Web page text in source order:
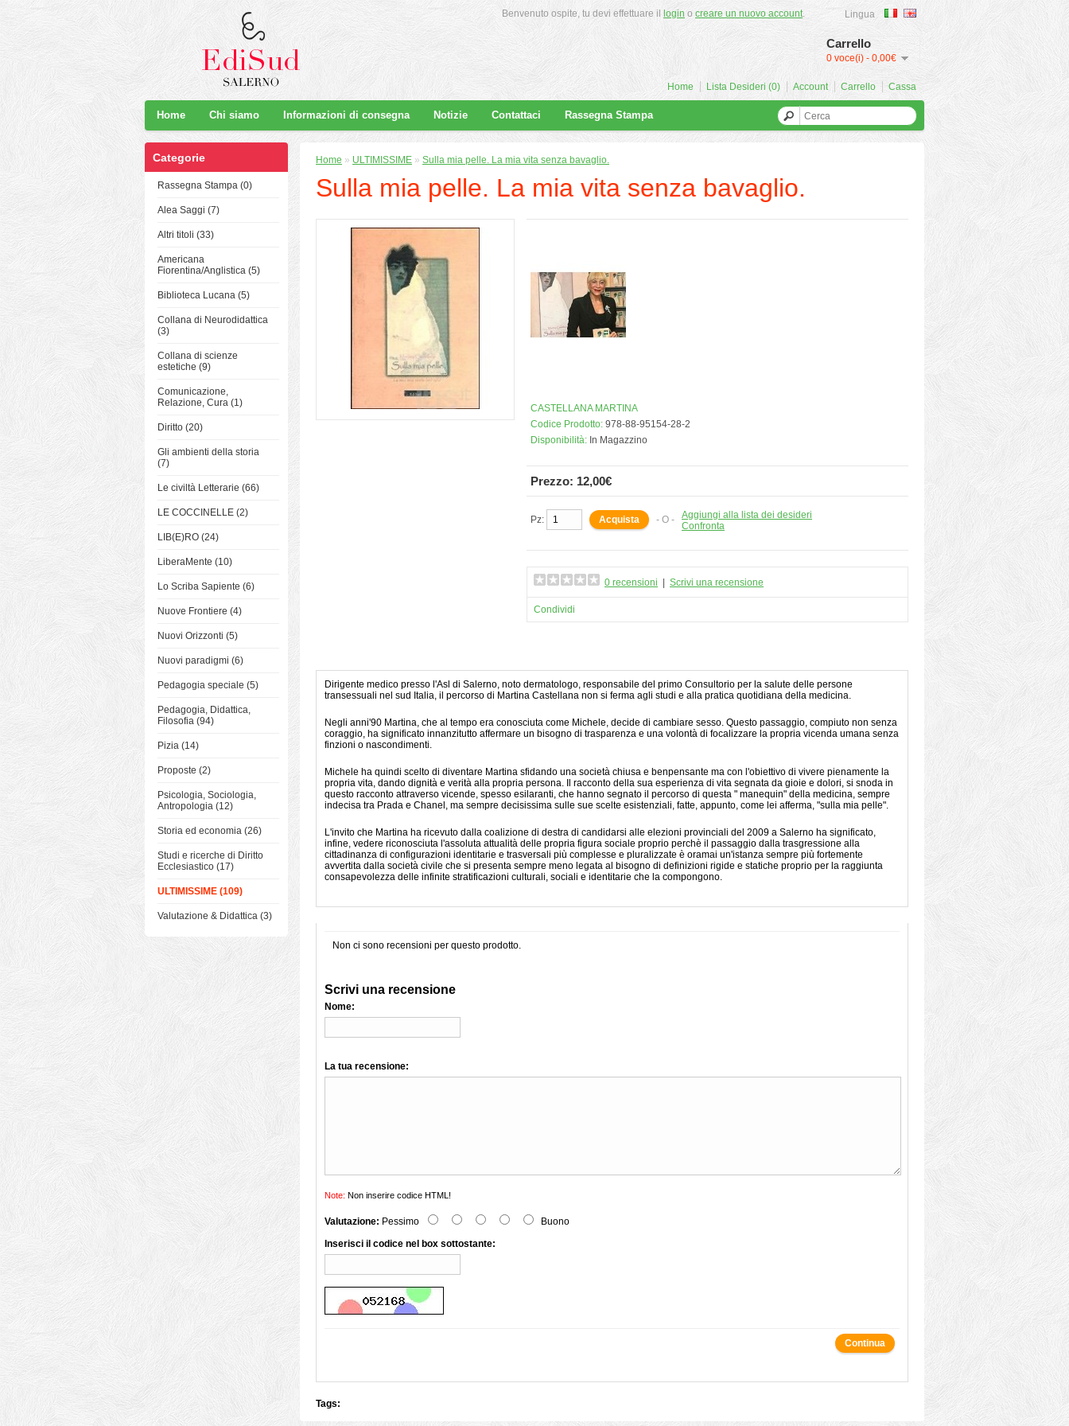
Lingua
Carrello
0 voce(i) - 0,00€
Benvenuto ospite, tu devi effettuare il login o creare un nuovo account.
Home Lista Desideri (0) Account Carrello Cassa
Home Chi siamo Informazioni di consegna Notizie Contattaci Rassegna Stampa
Categorie
Rassegna Stampa (0)
Alea Saggi (7)
Altri titoli (33)
Americana
Fiorentina/Anglistica (5)
Biblioteca Lucana (5)
Collana di Neurodidattica
(3)
Collana di scienze
estetiche (9)
Comunicazione,
Relazione, Cura (1)
Diritto (20)
Gli ambienti della storia
(7)
Le civiltà Letterarie (66)
LE COCCINELLE (2)
LIB(E)RO (24)
LiberaMente (10)
Lo Scriba Sapiente (6)
Nuove Frontiere (4)
Nuovi Orizzonti (5)
Nuovi paradigmi (6)
Pedagogia speciale (5)
Pedagogia, Didattica,
Filosofia (94)
Pizia (14)
Proposte (2)
Psicologia, Sociologia,
Antropologia (12)
Storia ed economia (26)
Studi e ricerche di Diritto
Ecclesiastico (17)
ULTIMISSIME (109)
Valutazione & Didattica (3)
Home » ULTIMISSIME » Sulla mia pelle. La mia vita senza bavaglio.
Sulla mia pelle. La mia vita senza bavaglio.
CASTELLANA MARTINA
Codice Prodotto: 978-88-95154-28-2
Disponibilità: In Magazzino
Prezzo: 12,00€
Pz: - O -
Aggiungi alla lista dei desideri
Confronta
0 recensioni Scrivi una recensione
Condividi
Dirigente medico presso l'Asl di Salerno, noto dermatologo, responsabile del primo Consultorio per la salute delle persone
transessuali nel sud Italia, il percorso di Martina Castellana non si ferma agli studi e alla pratica quotidiana della medicina.
Negli anni'90 Martina, che al tempo era conosciuta come Michele, decide di cambiare sesso. Questo passaggio, compiuto non senza
coraggio, ha significato innanzitutto affermare un bisogno di trasparenza e una volontà di focalizzare la propria vicenda umana senza
finzioni o nascondimenti.
Michele ha quindi scelto di diventare Martina sfidando una società chiusa e benpensante ma con l'obiettivo di vivere pienamente la
propria vita, dando dignità e verità alla propria persona. Il racconto della sua esperienza di vita segnata da gioie e dolori, si snoda in
questo racconto attraverso vicende, spesso esilaranti, che hanno segnato il percorso di questa " manequin" della medicina, sempre
indecisa tra Prada e Chanel, ma sempre decisissima sulle sue scelte esistenziali, fatte, appunto, come lei afferma, "sulla mia pelle".
L'invito che Martina ha ricevuto dalla coalizione di destra di candidarsi alle elezioni provinciali del 2009 a Salerno ha significato,
infine, vedere riconosciuta l'assoluta attualità delle propria figura sociale proprio perchè il passaggio dalla trasgressione alla
cittadinanza di configurazioni identitarie e trasversali più complesse e pluralizzate è oramai un'istanza sempre più fortemente
avvertita dalla società civile che si presenta sempre meno legata al bisogno di definizioni rigide e statiche proprio per la raggiunta
consapevolezza delle infinite stratificazioni culturali, sociali e identitarie che la compongono.
Non ci sono recensioni per questo prodotto.
Scrivi una recensione
Nome:
La tua recensione:
Note: Non inserire codice HTML!
Valutazione: Pessimo
Buono
Inserisci il codice nel box sottostante:
Continua
Tags: